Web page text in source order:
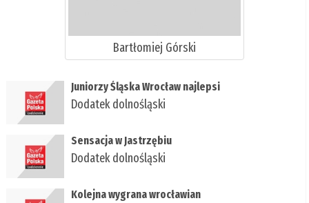
Bartłomiej Górski
Juniorzy Śląska Wrocław najlepsi
Dodatek dolnośląski
Sensacja w Jastrzębiu
Dodatek dolnośląski
Kolejna wygrana wrocławian